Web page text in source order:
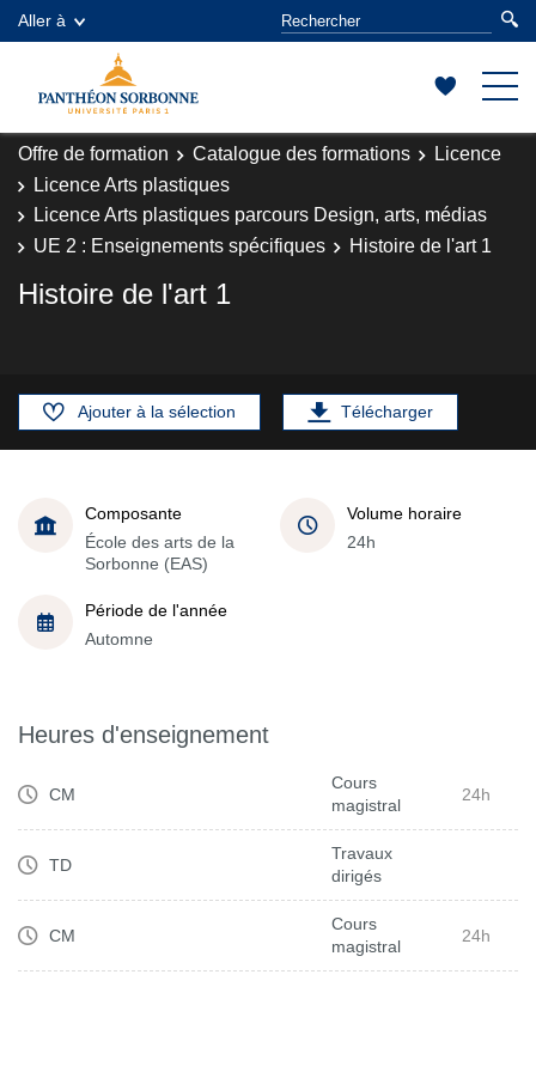
Aller à
Offre de formation Catalogue des formations
Licence
Licence Arts plastiques
Licence Arts plastiques parcours Design, arts, médias
UE 2 : Enseignements spécifiques
Histoire de l'art 1
Histoire de l'art 1
Ajouter à la sélection Télécharger
Composante
École des arts de la
Sorbonne (EAS)
Volume horaire
24h
Période de l'année
Automne
Heures d'enseignement
CM
Cours
magistral
24h
TD
Travaux
dirigés
CM
Cours
magistral
24h